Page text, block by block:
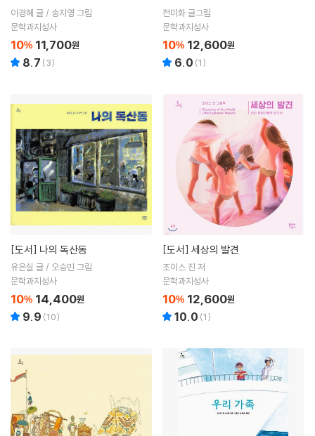
이경혜 글 / 송지영 그림
문학과지성사
10% 11,700원
8.7 (3)
전미화 글그림
문학과지성사
10% 12,600원
6.0 (1)
[도서] 나의 독산동
유은실 글 / 오승민 그림
문학과지성사
10% 14,400원
9.9 (10)
[도서] 세상의 발견
조이스 진 저
문학과지성사
10% 12,600원
10.0 (1)